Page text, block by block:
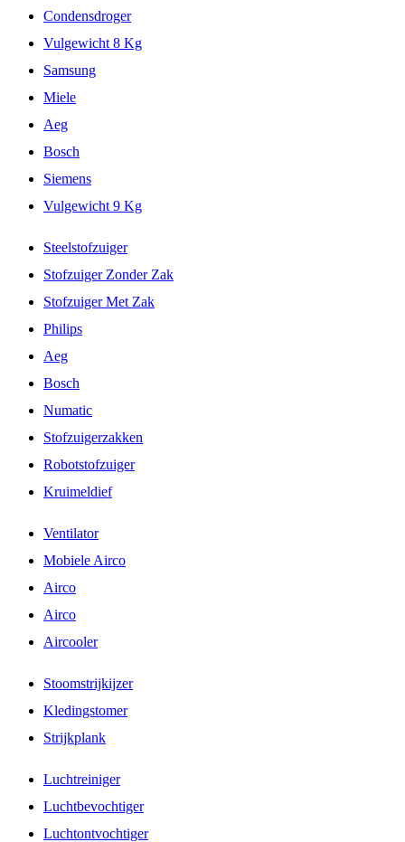
Condensdroger
Vulgewicht 8 Kg
Samsung
Miele
Aeg
Bosch
Siemens
Vulgewicht 9 Kg
Steelstofzuiger
Stofzuiger Zonder Zak
Stofzuiger Met Zak
Philips
Aeg
Bosch
Numatic
Stofzuigerzakken
Robotstofzuiger
Kruimeldief
Ventilator
Mobiele Airco
Airco
Airco
Aircooler
Stoomstrijkijzer
Kledingstomer
Strijkplank
Luchtreiniger
Luchtbevochtiger
Luchtontvochtiger